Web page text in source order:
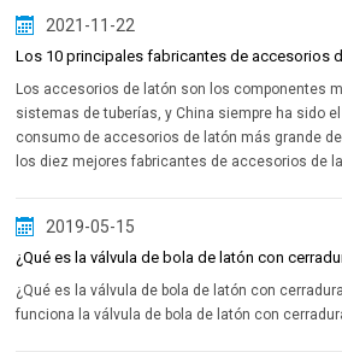
2021-11-22
Los 10 principales fabricantes de accesorios
Los accesorios de latón son los componentes
sistemas de tuberías, y China siempre ha sido
consumo de accesorios de latón más grande
los diez mejores fabricantes de accesorios de
2019-05-15
¿Qué es la válvula de bola de latón con
¿Qué es la válvula de bola de latón con
funciona la válvula de bola de latón con